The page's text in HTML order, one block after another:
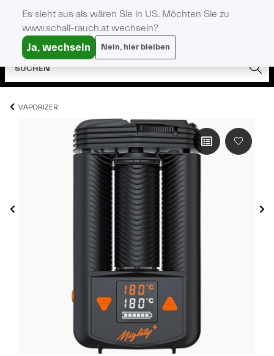
VAPORIZER
Es sieht aus als wären Sie in US. Möchten Sie zu
www.schall-rauch.at wechseln?
Ja, wechseln Nein, hier bleiben